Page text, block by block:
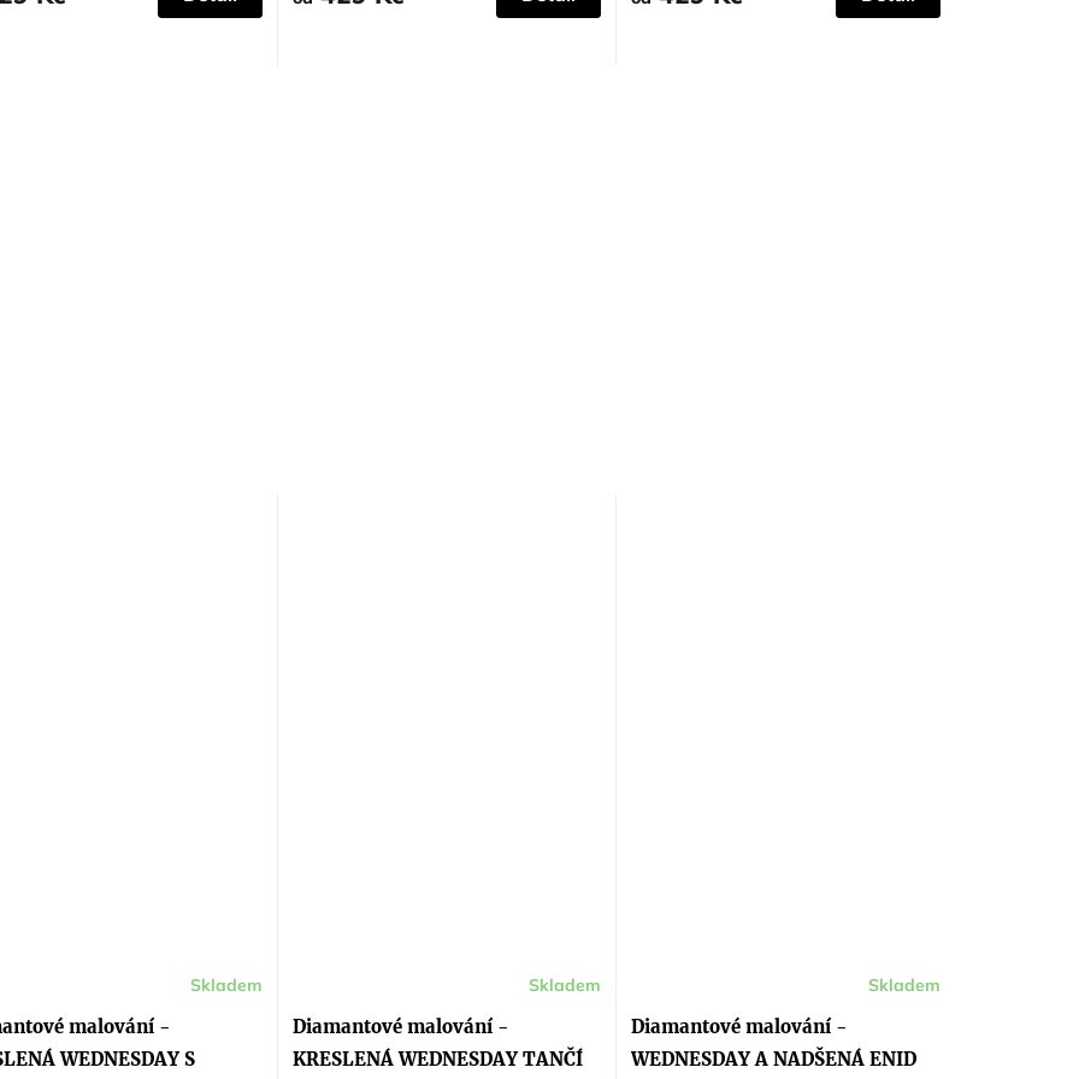
malování -
WEDNESDAY S
Skladem
Diamantové malování -
KRESLENÁ WEDNESDAY TANČÍ
Skladem
Diamantové malování -
WEDNESDAY A NADŠENÁ ENID
Skladem